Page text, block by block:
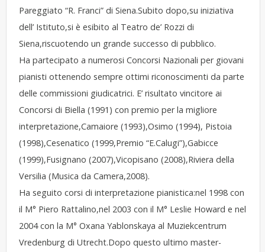
Pareggiato “R. Franci” di Siena.Subito dopo,su iniziativa
dell’ Istituto,si è esibito al Teatro de’ Rozzi di
Siena,riscuotendo un grande successo di pubblico.
Ha partecipato a numerosi Concorsi Nazionali per giovani
pianisti ottenendo sempre ottimi riconoscimenti da parte
delle commissioni giudicatrici. E’ risultato vincitore ai
Concorsi di Biella (1991) con premio per la migliore
interpretazione,Camaiore (1993),Osimo (1994), Pistoia
(1998),Cesenatico (1999,Premio “E.Calugi”),Gabicce
(1999),Fusignano (2007),Vicopisano (2008),Riviera della
Versilia (Musica da Camera,2008).
Ha seguito corsi di interpretazione pianistica:nel 1998 con
il M° Piero Rattalino,nel 2003 con il M° Leslie Howard e nel
2004 con la M° Oxana Yablonskaya al Muziekcentrum
Vredenburg di Utrecht.Dopo questo ultimo master-